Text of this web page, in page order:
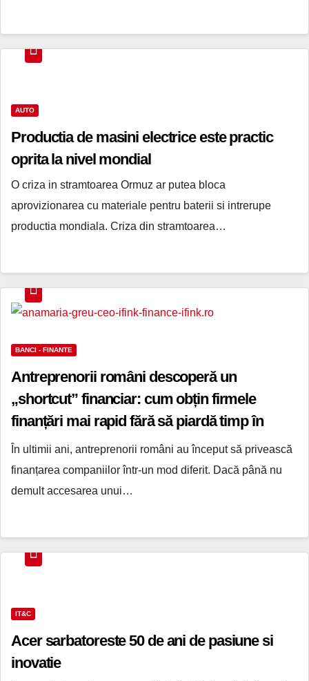
AUTO
Productia de masini electrice este practic
oprita la nivel mondial
O criza in stramtoarea Ormuz ar putea bloca
aprovizionarea cu materiale pentru baterii si intrerupe
productia mondiala. Criza din stramtoarea…
BANCI - FINANTE
Antreprenorii români descoperă un
„shortcut” financiar: cum obțin firmele
finanțări mai rapid fără să piardă timp în
bănci
În ultimii ani, antreprenorii români au început să privească
finanțarea companiilor într-un mod diferit. Dacă până nu
demult accesarea unui…
IT&C
Acer sarbatoreste 50 de ani de pasiune si
inovatie